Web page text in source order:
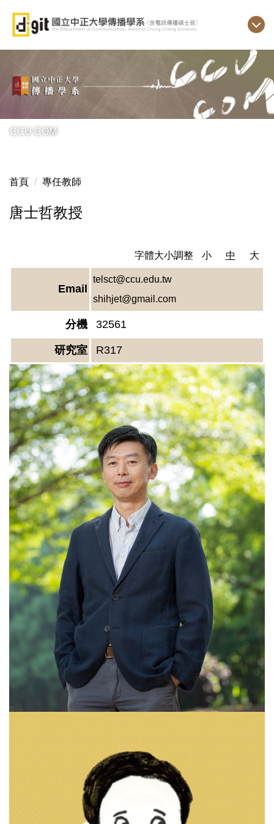
主
區
CCU COM
首頁 專任教師
唐士哲教授
字體大小調整 小 中 大
Email
telsct@ccu.edu.tw
shihjet@gmail.com
分機 32561
研究室 R317